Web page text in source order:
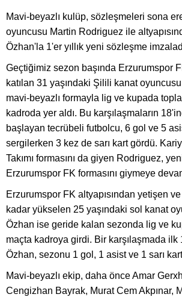
Mavi-beyazlı kulüp, sözleşmeleri sona
oyuncusu Martin Rodriguez ile
Özhan'la 1'er yıllık yeni sözleşme
Geçtiğimiz sezon başında Erzurumspor
katılan 31 yaşındaki Şilili kanat
mavi-beyazlı formayla lig ve kupada
kadroda yer aldı. Bu karşılaşmaların
başlayan tecrübeli futbolcu, 6 gol ve 5
sergilerken 3 kez de sarı kart gördü.
Takımı formasını da giyen Rodriguez,
Erzurumspor FK formasını giymeye
Erzurumspor FK altyapısından yetişen ve
kadar yükselen 25 yaşındaki sol kanat
Özhan ise geride kalan sezonda lig ve
maçta kadroya girdi. Bir karşılaşmada ilk
Özhan, sezonu 1 gol, 1 asist ve 1 sarı
Mavi-beyazlı ekip, daha önce Amar
Cengizhan Bayrak, Murat Cem Akpınar,